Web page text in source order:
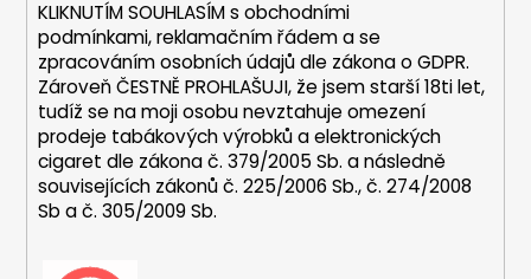
KLIKNUTÍM SOUHLASÍM s obchodními
podmínkami,reklamačním řádem a se
zpracováním osobních údajů dle zákona oGDPR.
Zároveň ČESTNĚ PROHLAŠUJI, že jsem starší 18ti let,
tudíž se na moji osobu nevztahuje omezení
prodeje tabákových výrobků a elektronických
cigaret dle zákona č. 379/2005 Sb. a následně
souvisejících zákonů č. 225/2006 Sb., č. 274/2008
Sb a č. 305/2009 Sb.